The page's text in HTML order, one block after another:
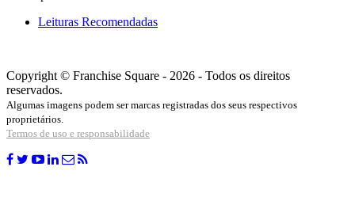
Leituras Recomendadas
Copyright © Franchise Square - 2026 - Todos os direitos
reservados.
Algumas imagens podem ser marcas registradas dos seus respectivos
proprietários.
Termos de uso e responsabilidade